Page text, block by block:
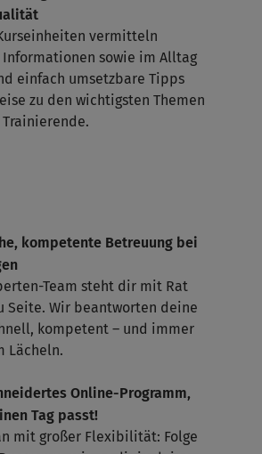
vermitteln
sowie im Alltag
einfach umsetzbare Tipps
zu den wichtigsten Themen
kompetente Betreuung bei
Team steht dir mit Rat
Seite. Wir beantworten deine
kompetent – und immer
Lächeln.
Online-Programm,
Tag passt!
mit großer Flexibilität: Folge